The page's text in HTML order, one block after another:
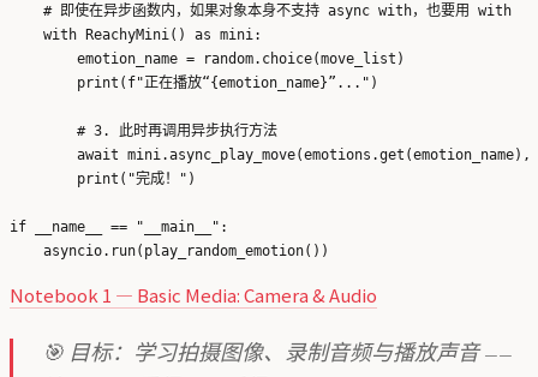
    # 即使在异步函数内，如果对象本身不支持 async with，也要用 with
    with ReachyMini() as mini:
        emotion_name = random.choice(move_list)
        print(f"正在播放“{emotion_name}”...")
        # 3. 此时再调用异步执行方法
await
        print("完成！")
if __name__ == "__main__":
Notebook 1 — Basic Media: Camera & Audio
🎯 目标：学习拍摄图像、录制音频与播放声音 ——